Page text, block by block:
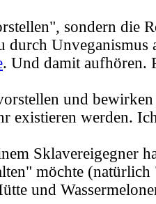
sondern die
durch Unveganismus
. Und damit aufhören.
und
existieren werden.
Sklavereigegner
möchte
und